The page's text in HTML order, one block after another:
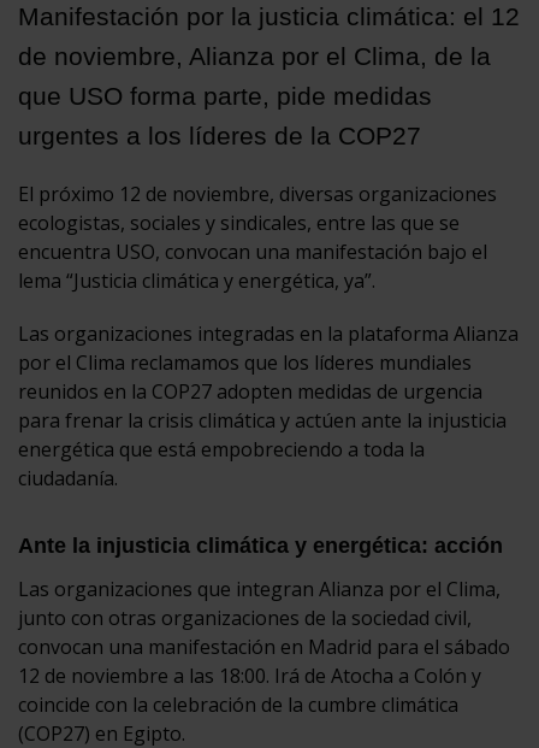
Manifestación por la justicia climática: el 12
de noviembre, Alianza por el Clima, de la
que USO forma parte, pide medidas
urgentes a los líderes de la COP27
El próximo 12 de noviembre, diversas organizaciones
ecologistas, sociales y sindicales, entre las que se
encuentra USO, convocan una manifestación bajo el
lema “Justicia climática y energética, ya”.
Las organizaciones integradas en la plataforma Alianza
por el Clima reclamamos que los líderes mundiales
reunidos en la COP27 adopten medidas de urgencia
para frenar la crisis climática y actúen ante la injusticia
energética que está empobreciendo a toda la
ciudadanía.
Ante la injusticia climática y energética: acción
Las organizaciones que integran Alianza por el Clima,
junto con otras organizaciones de la sociedad civil,
convocan una manifestación en Madrid para el sábado
12 de noviembre a las 18:00. Irá de Atocha a Colón y
coincide con la celebración de la cumbre climática
(COP27) en Egipto.